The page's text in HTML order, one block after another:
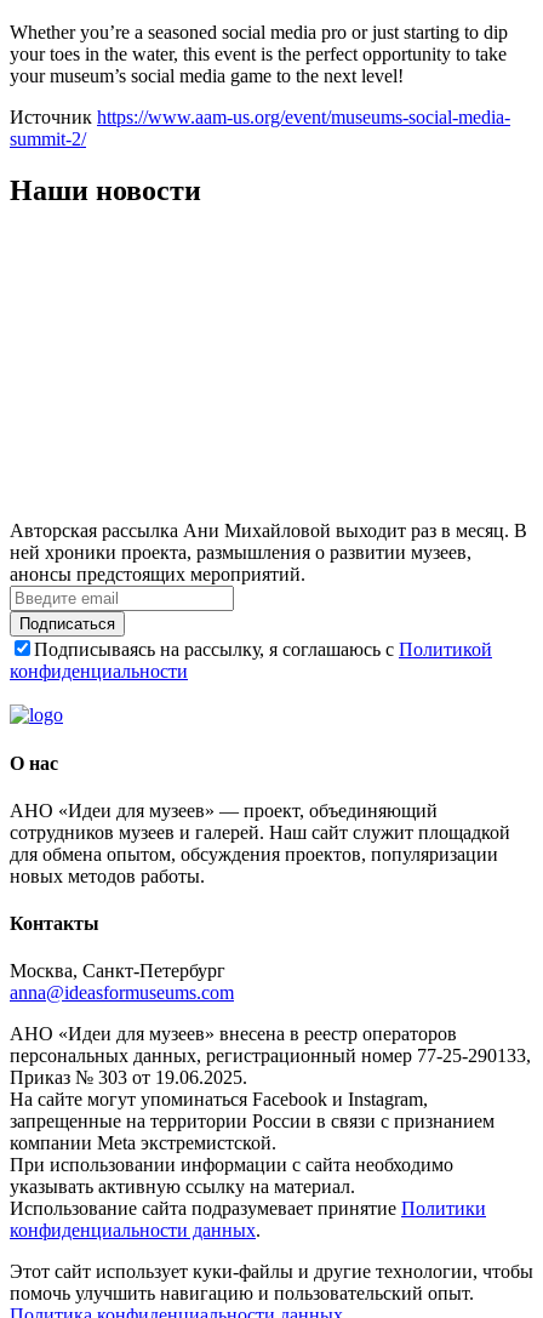
Whether you’re a seasoned social media pro or just starting to dip
your toes in the water, this event is the perfect opportunity to take
your museum’s social media game to the next level!
Источник https://www.aam-us.org/event/museums-social-media-
summit-2/
Наши новости
Авторская рассылка Ани Михайловой выходит раз в месяц. В
ней хроники проекта, размышления о развитии музеев,
анонсы предстоящих мероприятий.
Подписаться
Подписываясь на рассылку, я соглашаюсь с Политикой
конфиденциальности
О нас
АНО «Идеи для музеев» — проект, объединяющий
сотрудников музеев и галерей. Наш сайт служит площадкой
для обмена опытом, обсуждения проектов, популяризации
новых методов работы.
Контакты
Москва, Санкт-Петербург
anna@ideasformuseums.com
АНО «Идеи для музеев» внесена в реестр операторов
персональных данных, регистрационный номер 77-25-290133,
Приказ № 303 от 19.06.2025.
На сайте могут упоминаться Facebook и Instagram,
запрещенные на территории России в связи с признанием
компании Meta экстремистской.
При использовании информации с сайта необходимо
указывать активную ссылку на материал.
Использование сайта подразумевает принятие Политики
конфиденциальности данных.
Этот сайт использует куки-файлы и другие технологии, чтобы
помочь улучшить навигацию и пользовательский опыт.